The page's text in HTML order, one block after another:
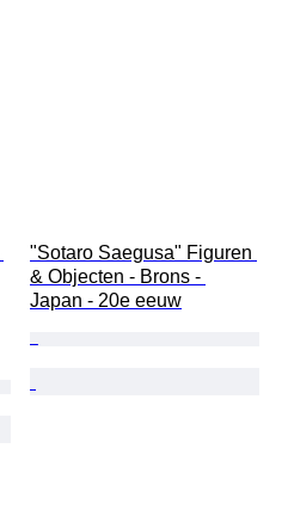
"Sotaro Saegusa" Figuren
& Objecten - Brons -
Japan - 20e eeuw